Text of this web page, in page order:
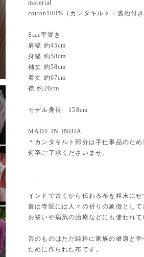
material
cotton100%（カンタキルト・裏地付き
Size平置き
肩幅 約45cm
身幅 約58cm
袖丈 約58cm
着丈 約67cm
襟 約20cm
モデル身長 158cm
MADE IN INDIA
＊カンタキルト部分は手仕事品のた
何卒ご了承くださいませ。
.....
インドで古くから伝わる布を粗末にせ
昔は寺院には人々の祈りの象徴とし
お祓いや病気の治療などにも使われて
昔のものはただ純粋に家族の健康と
ために作られた布です。